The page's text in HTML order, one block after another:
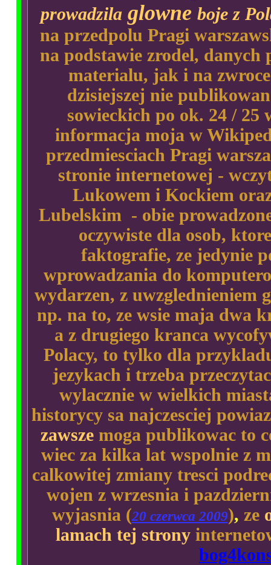
prowadzilaglowne boje z
na przedpolu Pragi
na podstawie zrodel, danych
materialu, jak i na
dzisiejszej nie
sowieckich po ok. 24 /
informacja moja w
przedmiesciach Pragi
stronie internetowej -
Lukowem i Kockiem
Lubelskim - obie
oczywiste dla osob,
faktografie, ze jedynie
wprowadzania do
wydarzen, z uwzglednieniem
np. na to, ze wsie maja dwa
a z drugiego kranca
Polacy, to tylko dla
jezykach i trzeba
wylacznie w wielkich
historycy sa najczesciej
zawsze moga publikowac to
wiec za kilka lat wspolnie z
calkowitej zmiany tresci
wojen z wrzesnia i
wyjasnia (20 czerwca 2009), ze
lamach tej strony